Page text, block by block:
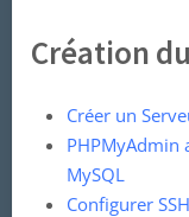
Création
Créer un
PHPMyAdmin
MySQL
Configurer